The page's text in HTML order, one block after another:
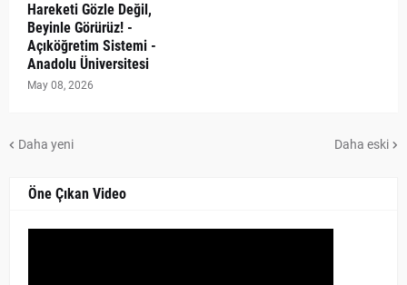
Hareketi Gözle Değil,
Beyinle Görürüz! -
Açıköğretim Sistemi -
Anadolu Üniversitesi
May 08, 2026
Daha yeni Daha eski
Öne Çıkan Video